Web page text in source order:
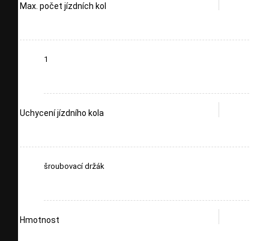
Max. počet jízdních kol
1
Uchycení jízdního kola
šroubovací držák
Hmotnost